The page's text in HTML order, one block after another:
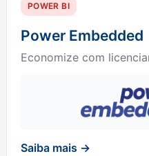
POWER BI
Power Embedded
Economize com
Saiba mais →